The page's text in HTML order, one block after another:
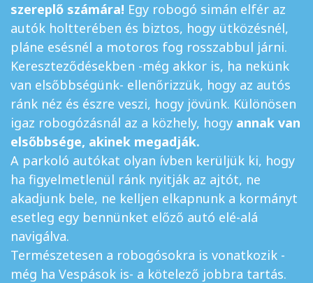
szereplő számára! Egy robogó simán elfér az
autók holtterében és biztos, hogy ütközésnél,
pláne esésnél a motoros fog rosszabbul járni.
Kereszteződésekben -még akkor is, ha nekünk
van elsőbbségünk- ellenőrizzük, hogy az autós
ránk néz és észre veszi, hogy jövünk. Különösen
igaz robogózásnál az a közhely, hogy annak van
elsőbbsége, akinek megadják.
A parkoló autókat olyan ívben kerüljük ki, hogy
ha figyelmetlenül ránk nyitják az ajtót, ne
akadjunk bele, ne kelljen elkapnunk a kormányt
esetleg egy bennünket előző autó elé-alá
navigálva.
Természetesen a robogósokra is vonatkozik -
még ha Vespások is- a kötelező jobbra tartás.